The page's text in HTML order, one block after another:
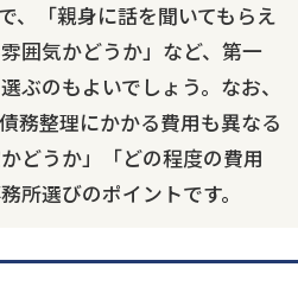
、「親身に話を聞いてもらえ
囲気かどうか」など、第一
ぶのもよいでしょう。なお、
務整理にかかる費用も異なる
どうか」「どの程度の費用
所選びのポイントです。